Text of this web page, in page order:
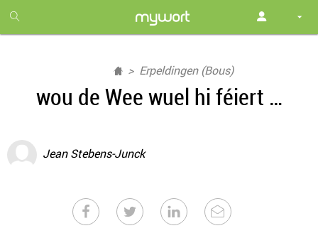
month
free
Erpeldingen (Bous)
wou de Wee wuel hi féiert …
Jean Stebens-Junck